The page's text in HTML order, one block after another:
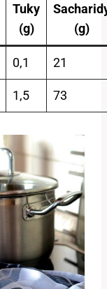
Tuky
(g)
(g)
0,1 21
1,5 73